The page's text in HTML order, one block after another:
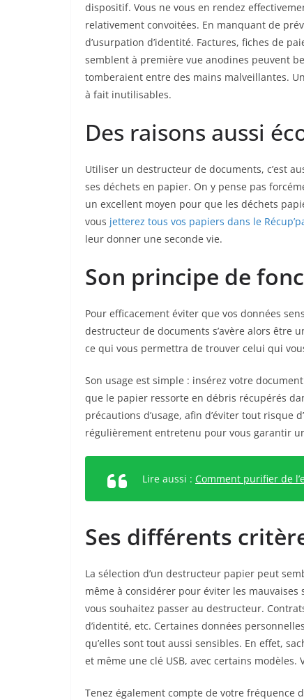
dispositif. Vous ne vous en rendez
relativement convoitées. En manquant de
d’usurpation d’identité. Factures, fiches de
semblent à première vue anodines peuvent
tomberaient entre des mains malveillantes.
à fait inutilisables.
Des raisons aussi
Utiliser un destructeur de documents, c’est
ses déchets en papier. On y pense pas
un excellent moyen pour que les déchets
vous jetterez tous vos papiers dans le
leur donner une seconde vie.
Son principe de
Pour efficacement éviter que vos données
destructeur de documents s’avère alors être
ce qui vous permettra de trouver celui qui
Son usage est simple : insérez votre
que le papier ressorte en débris récupérés
précautions d’usage, afin d’éviter tout risque
régulièrement entretenu pour vous garantir
Lire aussi : Comment purifier de
Ses différents
La sélection d’un destructeur papier peut
même à considérer pour éviter les
vous souhaitez passer au destructeur.
d’identité, etc. Certaines données
qu’elles sont tout aussi sensibles. En effet,
et même une clé USB, avec certains
Tenez également compte de votre fréquence